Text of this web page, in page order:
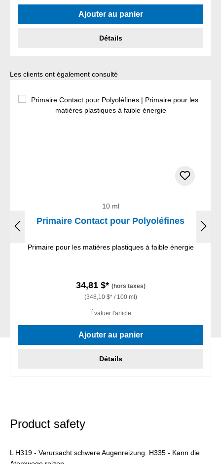
Ajouter au panier
Détails
Ignorer la galerie de produits
Les clients ont également consulté
10 ml
Primaire Contact pour Polyoléfines
Primaire pour les matières plastiques à faible énergie
34,81 $* (hors taxes)
(348,10 $* / 100 ml)
Évaluer l'article
Ajouter au panier
Détails
Product safety
L H319 - Verursacht schwere Augenreizung. H335 - Kann die